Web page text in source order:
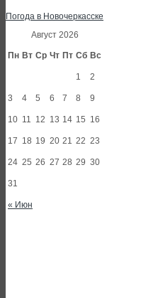
Погода в Новочеркасске
Август 2026
Пн Вт Ср Чт Пт Сб Вс
« Июн
1 2
3 4 5 6 7 8 9
10 11 12 13 14 15 16
17 18 19 20 21 22 23
24 25 26 27 28 29 30
31